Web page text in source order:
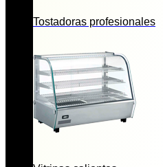
Tostadoras profesionales